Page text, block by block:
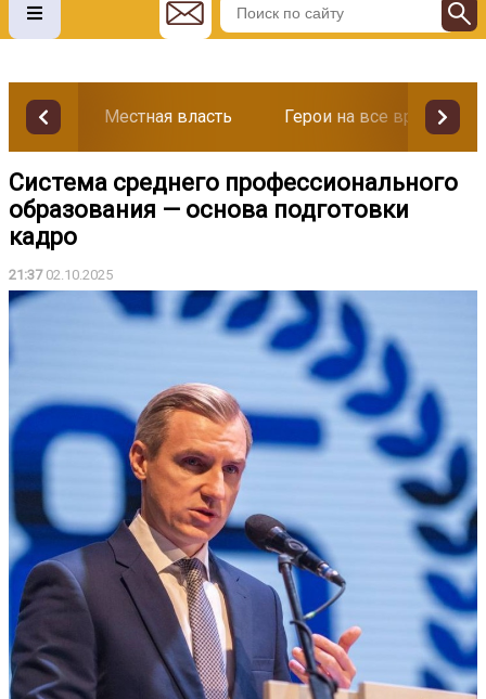
Местная власть Герои на все времена
Система среднего профессионального
образования — основа подготовки
кадро
21:3702.10.2025